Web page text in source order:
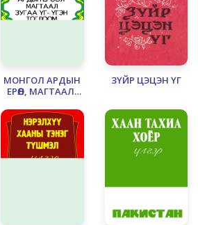
МОНГОЛ АРДЫН
ЕРӨӨЛ, МАГТААЛ,
ЗҮЙР ЦЭЦЭН ҮГ